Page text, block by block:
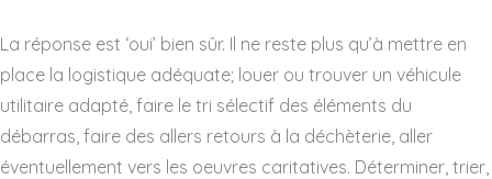
La réponse est ‘oui’ bien sûr. Il ne reste plus qu’à mettre en
place la logistique adéquate; louer ou trouver un véhicule
utilitaire adapté, faire le tri sélectif des éléments du
débarras, faire des allers retours à la déchèterie, aller
éventuellement vers les oeuvres caritatives. Déterminer, trier,